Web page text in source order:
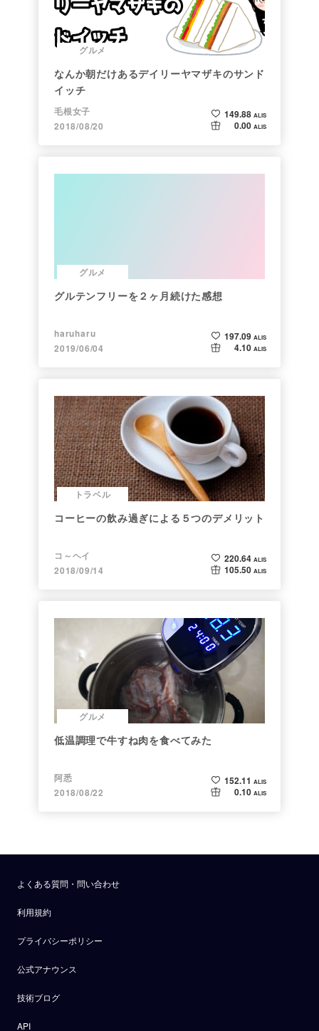
グルメ
なんか朝だけあるデイリーヤマザキのサンド
イッチ
毛根女子
2018/08/20
149.88 ALIS
0.00 ALIS
グルメ
グルテンフリーを２ヶ月続けた感想
haruharu
2019/06/04
197.09 ALIS
4.10 ALIS
トラベル
コーヒーの飲み過ぎによる５つのデメリット
コ～ヘイ
2018/09/14
220.64 ALIS
105.50 ALIS
グルメ
低温調理で牛すね肉を食べてみた
阿悉
2018/08/22
152.11 ALIS
0.10 ALIS
よくある質問・問い合わせ
利用規約
プライバシーポリシー
公式アナウンス
技術ブログ
API